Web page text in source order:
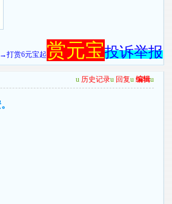
打赏6元宝起赏元宝投诉举报
u 历史记录u 回复u 编辑u